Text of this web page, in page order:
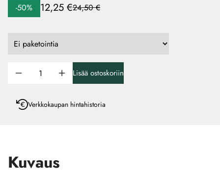
-50% 12,25 €24,50 €
Lisää ostoskoriin
Verkkokaupan hintahistoria
Kuvaus